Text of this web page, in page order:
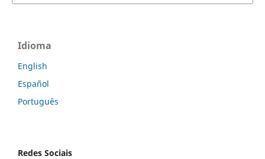
Idioma
English
Español
Português
Redes Sociais